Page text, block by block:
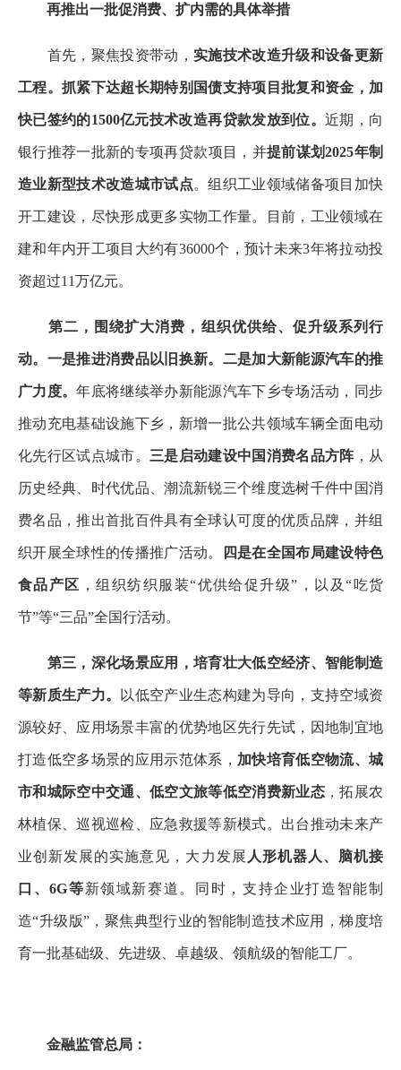
再推出一批促消费、扩内需的具体举措
首先，聚焦投资带动， 实施技术改造升级和设备更新
工程。抓紧下达超长期特别国债支持项目批复和资金，加
快已签约的1500亿元技术改造再贷款发放到位。 近期，向
银行推荐一批新的专项再贷款项目，并提前谋划2025年制
造业新型技术改造城市试点。组织工业领域储备项目加快
开工建设，尽快形成更多实物工作量。目前，工业领域在
建和年内开工项目大约有36000个，预计未来3年将拉动投
资超过11万亿元。
第二，围绕扩大消费，组织优供给、促升级系列行
动。一是推进消费品以旧换新。二是加大新能源汽车的推
广力度。年底将继续举办新能源汽车下乡专场活动，同步
推动充电基础设施下乡，新增一批公共领域车辆全面电动
化先行区试点城市。 三是启动建设中国消费名品方阵，从
历史经典、时代优品、潮流新锐三个维度选树千件中国消
费名品，推出首批百件具有全球认可度的优质品牌，并组
织开展全球性的传播推广活动。 四是在全国布局建设特色
食品产区 ，组织纺织服装“优供给促升级”，以及“吃货
节”等“三品”全国行活动。
第三，深化场景应用，培育壮大低空经济、智能制造
等新质生产力。 以低空产业生态构建为导向，支持空域资
源较好、应用场景丰富的优势地区先行先试，因地制宜地
打造低空多场景的应用示范体系， 加快培育低空物流、城
市和城际空中交通、低空文旅等低空消费新业态 ，拓展农
林植保、巡视巡检、应急救援等新模式。出台推动未来产
业创新发展的实施意见，大力发展 人形机器人、脑机接
口、6G等新领域新赛道。同时，支持企业打造智能制
造“升级版”，聚焦典型行业的智能制造技术应用，梯度培
育一批基础级、先进级、卓越级、领航级的智能工厂。
金融监管总局：